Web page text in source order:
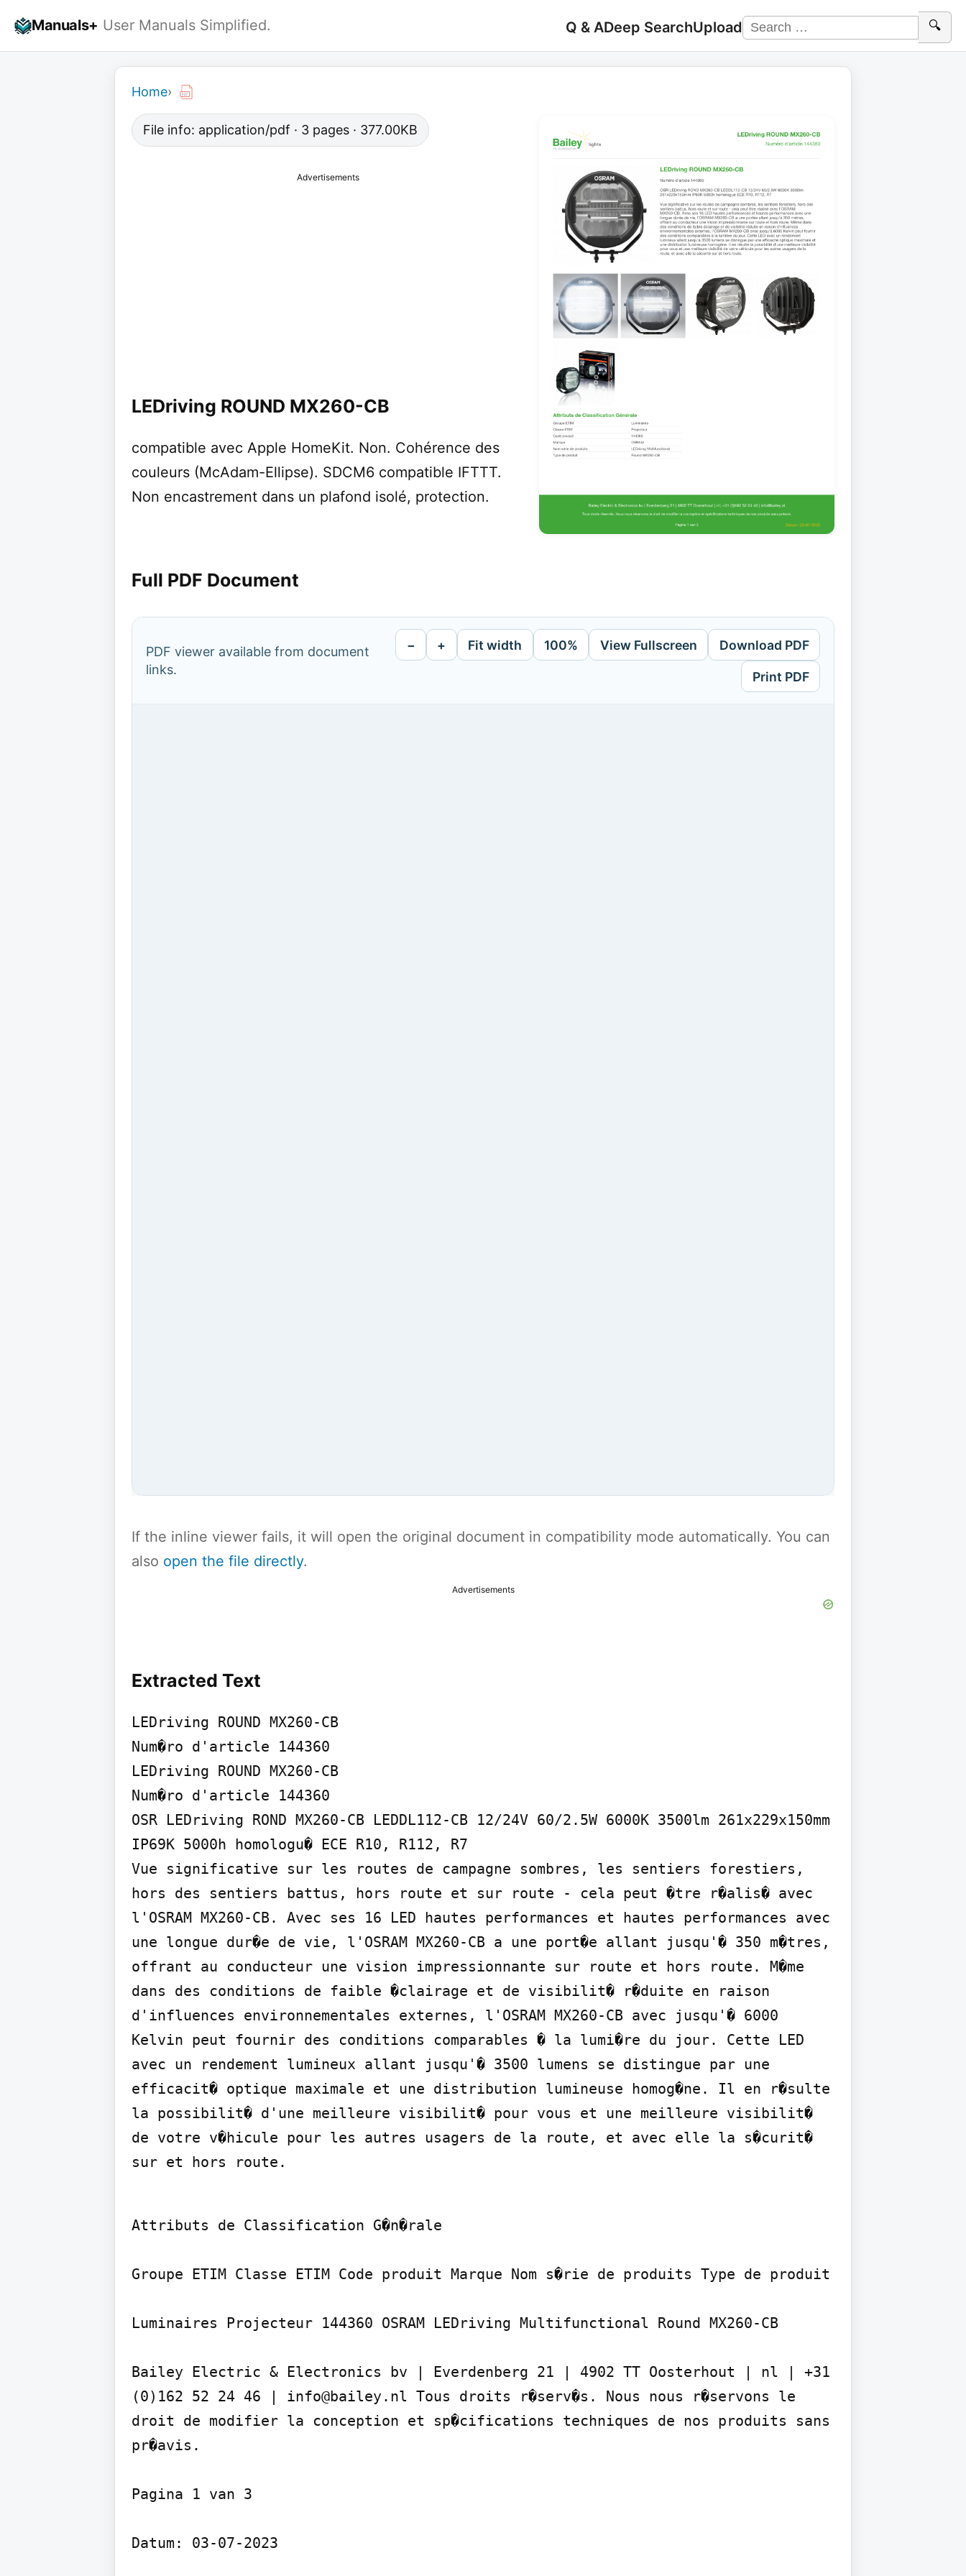
Manuals+ User Manuals Simplified. Q & ADeep SearchUpload
Search
for:
🔍
Home›
File info: application/pdf · 3 pages · 377.00KB
Advertisements
LEDriving ROUND MX260-CB
compatible avec Apple HomeKit. Non. Cohérence des
couleurs (McAdam-Ellipse). SDCM6 compatible IFTTT.
Non encastrement dans un plafond isolé, protection.
Full PDF Document
PDF viewer available from document
links.
− + Fit width 100% View Fullscreen Download PDF
Print PDF
If the inline viewer fails, it will open the original document in compatibility mode automatically. You can
also open the file directly.
Advertisements
Extracted Text
LEDriving ROUND MX260-CB
Num�ro d'article 144360
LEDriving ROUND MX260-CB
Num�ro d'article 144360
OSR LEDriving ROND MX260-CB LEDDL112-CB 12/24V 60/2.5W 6000K 3500lm 261x229x150mm
IP69K 5000h homologu� ECE R10, R112, R7
Vue significative sur les routes de campagne sombres, les sentiers forestiers,
hors des sentiers battus, hors route et sur route - cela peut �tre r�alis� avec
l'OSRAM MX260-CB. Avec ses 16 LED hautes performances et hautes performances avec
une longue dur�e de vie, l'OSRAM MX260-CB a une port�e allant jusqu'� 350 m�tres,
offrant au conducteur une vision impressionnante sur route et hors route. M�me
dans des conditions de faible �clairage et de visibilit� r�duite en raison
d'influences environnementales externes, l'OSRAM MX260-CB avec jusqu'� 6000
Kelvin peut fournir des conditions comparables � la lumi�re du jour. Cette LED
avec un rendement lumineux allant jusqu'� 3500 lumens se distingue par une
efficacit� optique maximale et une distribution lumineuse homog�ne. Il en r�sulte
la possibilit� d'une meilleure visibilit� pour vous et une meilleure visibilit�
de votre v�hicule pour les autres usagers de la route, et avec elle la s�curit�
sur et hors route.
Attributs de Classification G�n�rale
Groupe ETIM Classe ETIM Code produit Marque Nom s�rie de produits Type de produit
Luminaires Projecteur 144360 OSRAM LEDriving Multifunctional Round MX260-CB
Bailey Electric & Electronics bv | Everdenberg 21 | 4902 TT Oosterhout | nl | +31
(0)162 52 24 46 | info@bailey.nl Tous droits r�serv�s. Nous nous r�servons le
droit de modifier la conception et sp�cifications techniques de nos produits sans
pr�avis.
Pagina 1 van 3
Datum: 03-07-2023